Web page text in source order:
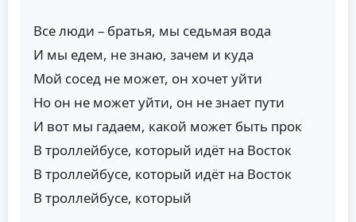
Все люди – братья, мы седьмая вода
И мы едем, не знаю, зачем и куда
Мой сосед не может, он хочет уйти
Но он не может уйти, он не знает пути
И вот мы гадаем, какой может быть прок
В троллейбусе, который идёт на Восток
В троллейбусе, который идёт на Восток
В троллейбусе, который